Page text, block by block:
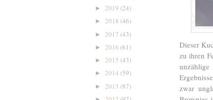
► 2019 (24)
► 2018 (46)
► 2017 (43)
► 2016 (61)
► 2015 (43)
► 2014 (59)
► 2013 (87)
Dieser
zu ihren
zwar